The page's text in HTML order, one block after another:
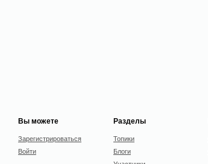
Вы можете
Зарегистрироваться
Войти
Разделы
Топики
Блоги